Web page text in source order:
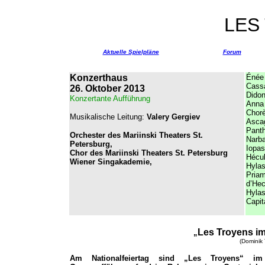
Aktuelle Spielpläne Forum
Konzerthaus
26. Oktober 2013
Konzertante Aufführung
Musikalische Leitung: Valery Gergiev
Orchester des Mariinski Theaters St.
Petersburg,
Chor des Mariinski Theaters St. Petersburg
Wiener Singakademie,
„ Les Troyens
(Dominik
Am Nationalfeiertag sind „Les Troyens“ im